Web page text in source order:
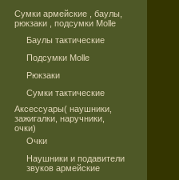
Сумки армейские , баулы,
рюкзаки , подсумки Molle
Баулы тактические
Подсумки Molle
Рюкзаки
Сумки тактические
Аксессуары( наушники,
зажигалки, наручники,
очки)
Очки
Наушники и подавители
звуков армейские